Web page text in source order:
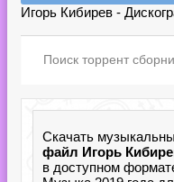
Игорь Кибирев -
Скачать
файл Игорь
в доступном